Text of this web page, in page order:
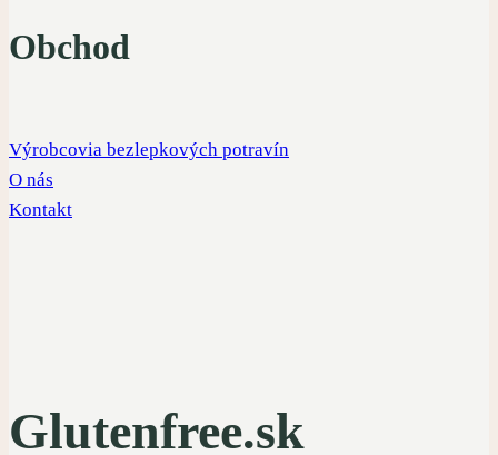
Obchod
Výrobcovia bezlepkových potravín
O nás
Kontakt
Glutenfree.sk